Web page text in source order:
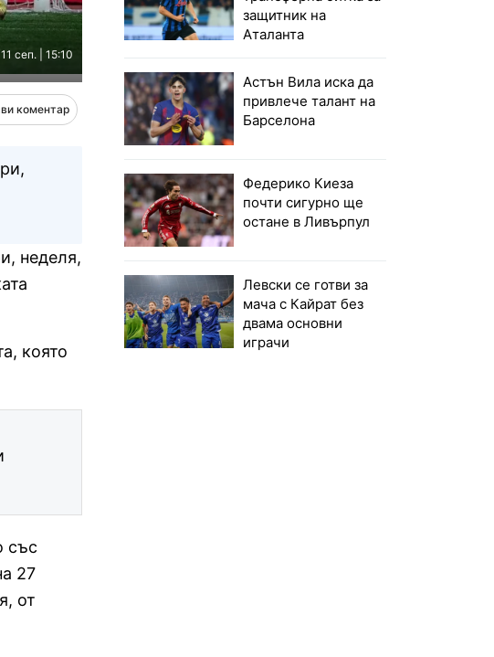
11 сеп. | 15:10
коментар
неделя,
която
със
27
от
защитник на
Аталанта
Астън Вила иска да
привлече талант на
Барселона
Федерико Киеза
почти сигурно ще
остане в Ливърпул
Левски се готви за
мача с Кайрат без
двама основни
играчи